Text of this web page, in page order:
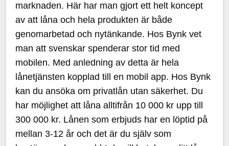
marknaden. Här har man gjort ett helt koncept
av att låna och hela produkten är både
genomarbetad och nytänkande. Hos Bynk vet
man att svenskar spenderar stor tid med
mobilen. Med anledning av detta är hela
lånetjänsten kopplad till en mobil app. Hos Bynk
kan du ansöka om privatlån utan säkerhet. Du
har möjlighet att låna alltifrån 10 000 kr upp till
300 000 kr. Lånen som erbjuds har en löptid på
mellan 3-12 år och det är du själv som